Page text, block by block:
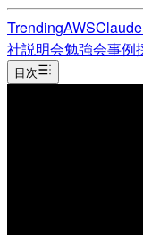
TrendingAWSClaude
社説明会勉強会事例
目次